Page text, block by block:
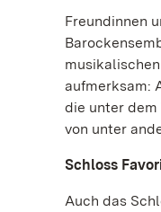
Freundinnen
aufmerksam:
die unter dem
von unter
Schloss
Auch das